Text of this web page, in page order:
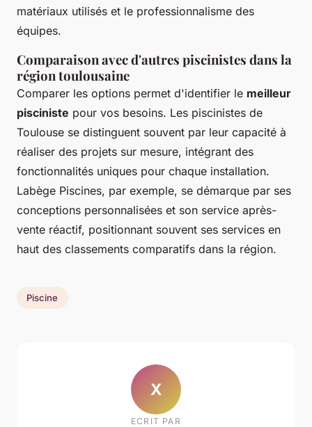
matériaux utilisés et le professionnalisme des
équipes.
Comparaison avec d'autres piscinistes dans la
région toulousaine
Comparer les options permet d'identifier le meilleur
pisciniste pour vos besoins. Les piscinistes de
Toulouse se distinguent souvent par leur capacité à
réaliser des projets sur mesure, intégrant des
fonctionnalités uniques pour chaque installation.
Labège Piscines, par exemple, se démarque par ses
conceptions personnalisées et son service après-
vente réactif, positionnant souvent ses services en
haut des classements comparatifs dans la région.
Piscine
X
ECRIT PAR